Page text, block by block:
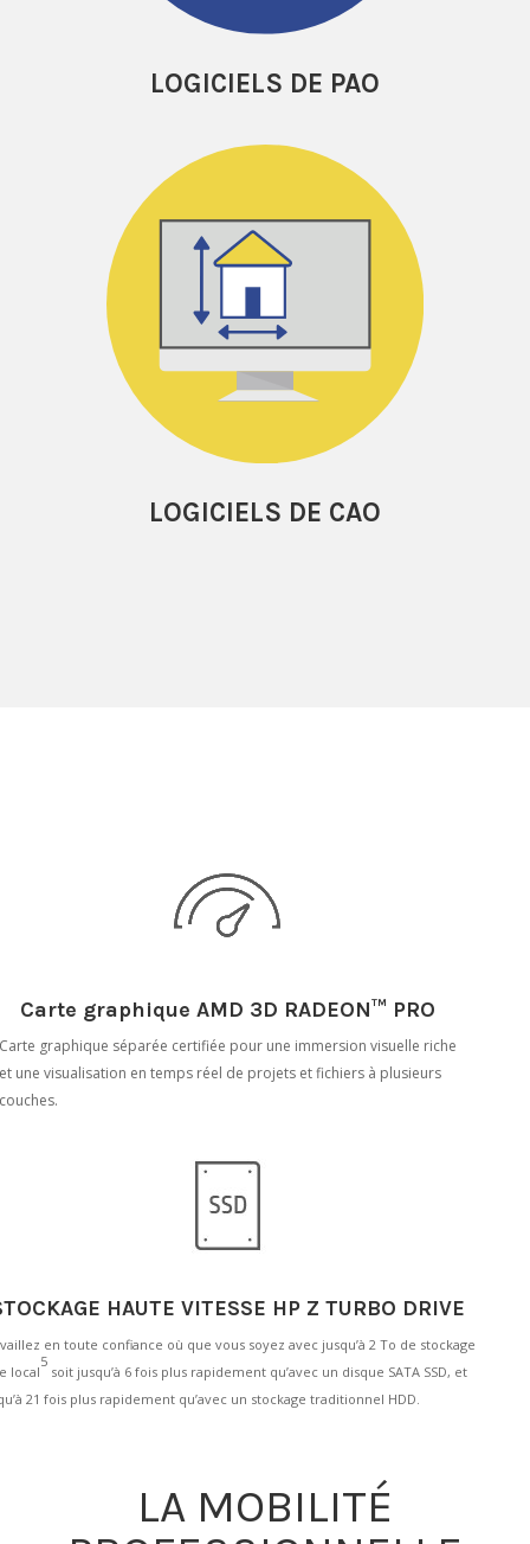
LOGICIELS DE PAO
LOGICIELS DE CAO
Carte graphique AMD 3D RADEON™ PRO
graphique séparée certifiée pour une immersion visuelle riche
une visualisation en temps réel de projets et fichiers à plusieurs
HAUTE VITESSE HP Z TURBO DRIVE
en toute confiance où que vous soyez avec jusqu’à 2 To de stockage
local
5
soit jusqu’à 6 fois plus rapidement qu’avec un disque SATA SSD, et
21 fois plus rapidement qu’avec un stockage traditionnel HDD.
LA MOBILITÉ